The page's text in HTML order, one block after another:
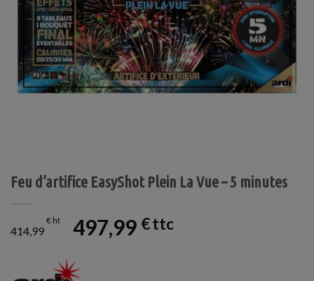
Feu d’artifice EasyShot Plein La Vue – 5 minutes
414,99
€ 497,99 €